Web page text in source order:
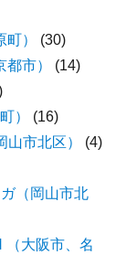
）
(30)
市）
(14)
）
(16)
市北区）
(4)
（岡山市北
（大阪市、名